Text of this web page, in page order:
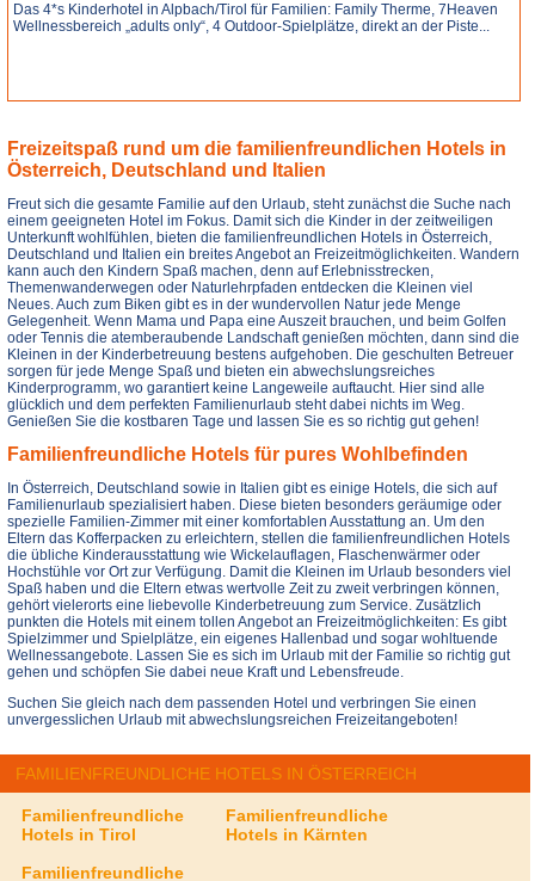
Das 4*s Kinderhotel in Alpbach/Tirol für Familien: Family Therme, 7Heaven
Wellnessbereich „adults only“, 4 Outdoor-Spielplätze, direkt an der Piste...
Freizeitspaß rund um die familienfreundlichen Hotels in
Österreich, Deutschland und Italien
Freut sich die gesamte Familie auf den Urlaub, steht zunächst die Suche nach
einem geeigneten Hotel im Fokus. Damit sich die Kinder in der zeitweiligen
Unterkunft wohlfühlen, bieten die familienfreundlichen Hotels in Österreich,
Deutschland und Italien ein breites Angebot an Freizeitmöglichkeiten. Wandern
kann auch den Kindern Spaß machen, denn auf Erlebnisstrecken,
Themenwanderwegen oder Naturlehrpfaden entdecken die Kleinen viel
Neues. Auch zum Biken gibt es in der wundervollen Natur jede Menge
Gelegenheit. Wenn Mama und Papa eine Auszeit brauchen, und beim Golfen
oder Tennis die atemberaubende Landschaft genießen möchten, dann sind die
Kleinen in der Kinderbetreuung bestens aufgehoben. Die geschulten Betreuer
sorgen für jede Menge Spaß und bieten ein abwechslungsreiches
Kinderprogramm, wo garantiert keine Langeweile auftaucht. Hier sind alle
glücklich und dem perfekten Familienurlaub steht dabei nichts im Weg.
Genießen Sie die kostbaren Tage und lassen Sie es so richtig gut gehen!
Familienfreundliche Hotels für pures Wohlbefinden
In Österreich, Deutschland sowie in Italien gibt es einige Hotels, die sich auf
Familienurlaub spezialisiert haben. Diese bieten besonders geräumige oder
spezielle Familien-Zimmer mit einer komfortablen Ausstattung an. Um den
Eltern das Kofferpacken zu erleichtern, stellen die familienfreundlichen Hotels
die übliche Kinderausstattung wie Wickelauflagen, Flaschenwärmer oder
Hochstühle vor Ort zur Verfügung. Damit die Kleinen im Urlaub besonders viel
Spaß haben und die Eltern etwas wertvolle Zeit zu zweit verbringen können,
gehört vielerorts eine liebevolle Kinderbetreuung zum Service. Zusätzlich
punkten die Hotels mit einem tollen Angebot an Freizeitmöglichkeiten: Es gibt
Spielzimmer und Spielplätze, ein eigenes Hallenbad und sogar wohltuende
Wellnessangebote. Lassen Sie es sich im Urlaub mit der Familie so richtig gut
gehen und schöpfen Sie dabei neue Kraft und Lebensfreude.
Suchen Sie gleich nach dem passenden Hotel und verbringen Sie einen
unvergesslichen Urlaub mit abwechslungsreichen Freizeitangeboten!
FAMILIENFREUNDLICHE HOTELS IN ÖSTERREICH
Familienfreundliche
Hotels in Tirol
Familienfreundliche
Hotels in Kärnten
Familienfreundliche